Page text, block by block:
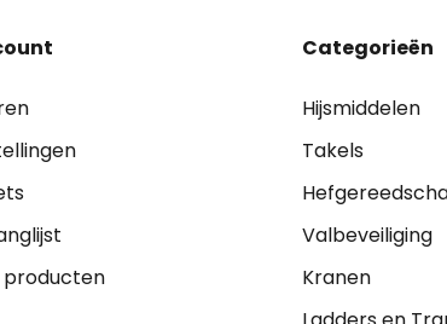
producten
Categorieën
Hijsmiddelen
Takels
Valbeveiliging
Kranen